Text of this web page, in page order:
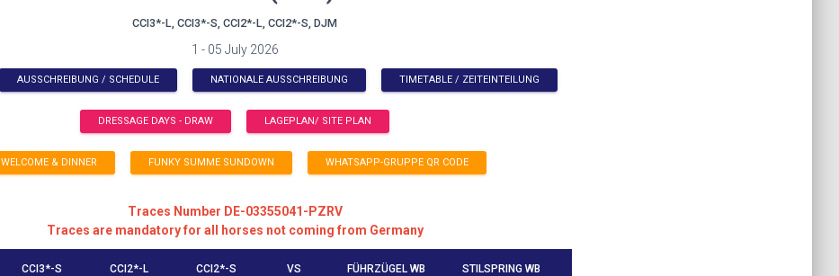
CCI3*-L, CCI3*-S, CCI2*-L, CCI2*-S, DJM
1 - 05 July 2026
AUSSCHREIBUNG / SCHEDULE NATIONALE AUSSCHREIBUNG TIMETABLE / ZEITEINTEILUNG
DRESSAGE DAYS - DRAW LAGEPLAN/ SITE PLAN
WELCOME & DINNER FUNKY SUMME SUNDOWN WHATSAPP-GRUPPE QR CODE
Traces Number DE-03355041-PZRV
Traces are mandatory for all horses not coming from Germany
CCI3*-S CCI2*-L CCI2*-S VS FÜHRZÜGEL WB STILSPRING WB